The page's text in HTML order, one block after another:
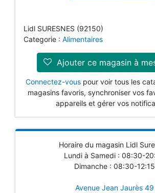
Lidl SURESNES (92150)
Categorie : Alimentaires
Ajouter ce magasin à
Connectez-vous pour voir tous les
magasins favoris, synchroniser vos
appareils et gérer vos
Horaire du magasin Lidl
Lundi à Samedi : 08:30-
Dimanche : 08:30-12:15
Avenue Jean Jaurès 49